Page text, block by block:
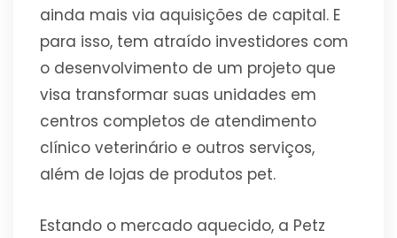
ainda mais via aquisições de capital. E
para isso, tem atraído investidores com
o desenvolvimento de um projeto que
visa transformar suas unidades em
centros completos de atendimento
clínico veterinário e outros serviços,
além de lojas de produtos pet.
Estando o mercado aquecido, a Petz